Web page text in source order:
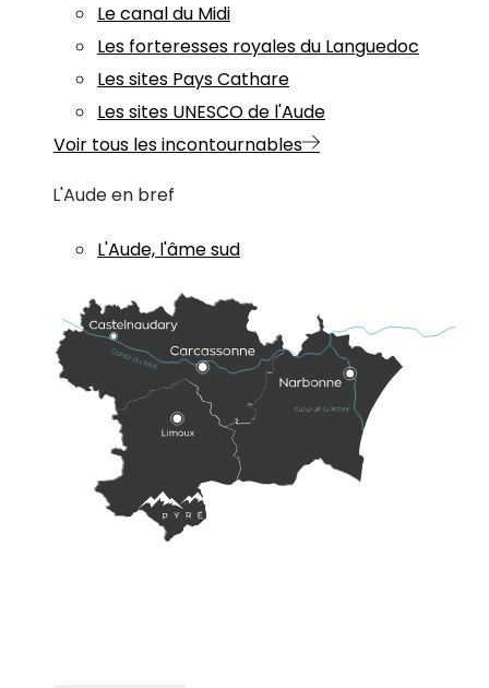
Le canal du Midi
Les forteresses royales du Languedoc
Les sites Pays Cathare
Les sites UNESCO de l'Aude
Voir tous les incontournables
L'Aude en bref
L'Aude, l'âme sud